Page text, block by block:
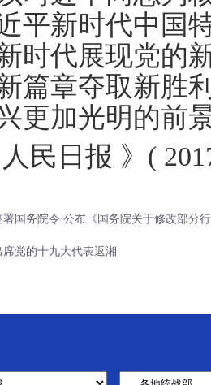
平新时代中国
时代展现党的
篇章夺取新胜
更加光明的前
日报 》( 2017
署国务院令 公布《国务院关于修改部分
席党的十九大代表返湘